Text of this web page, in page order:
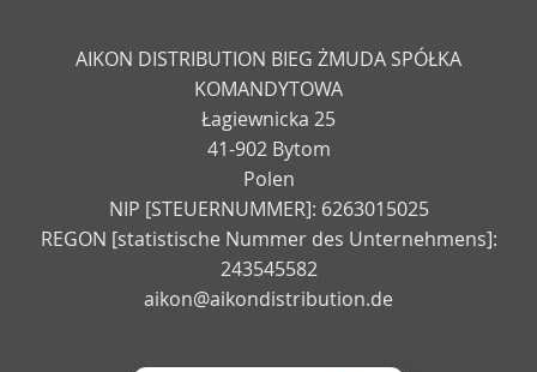
AIKON DISTRIBUTION BIEG ŻMUDA SPÓŁKA
KOMANDYTOWA
Łagiewnicka 25
41-902 Bytom
Polen
NIP [STEUERNUMMER]: 6263015025
REGON [statistische Nummer des Unternehmens]:
243545582
aikon@aikondistribution.de